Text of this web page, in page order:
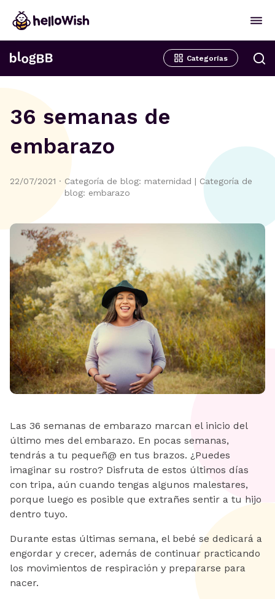
Categorías
36 semanas de
embarazo
22/07/2021 · Categoría de blog: maternidad | Categoría de
blog: embarazo
Las 36 semanas de embarazo marcan el inicio del
último mes del embarazo. En pocas semanas,
tendrás a tu pequeñ@ en tus brazos. ¿Puedes
imaginar su rostro? Disfruta de estos últimos días
con tripa, aún cuando tengas algunos malestares,
porque luego es posible que extrañes sentir a tu hijo
dentro tuyo.
Durante estas últimas semana, el bebé se dedicará a
engordar y crecer, además de continuar practicando
los movimientos de respiración y prepararse para
nacer.